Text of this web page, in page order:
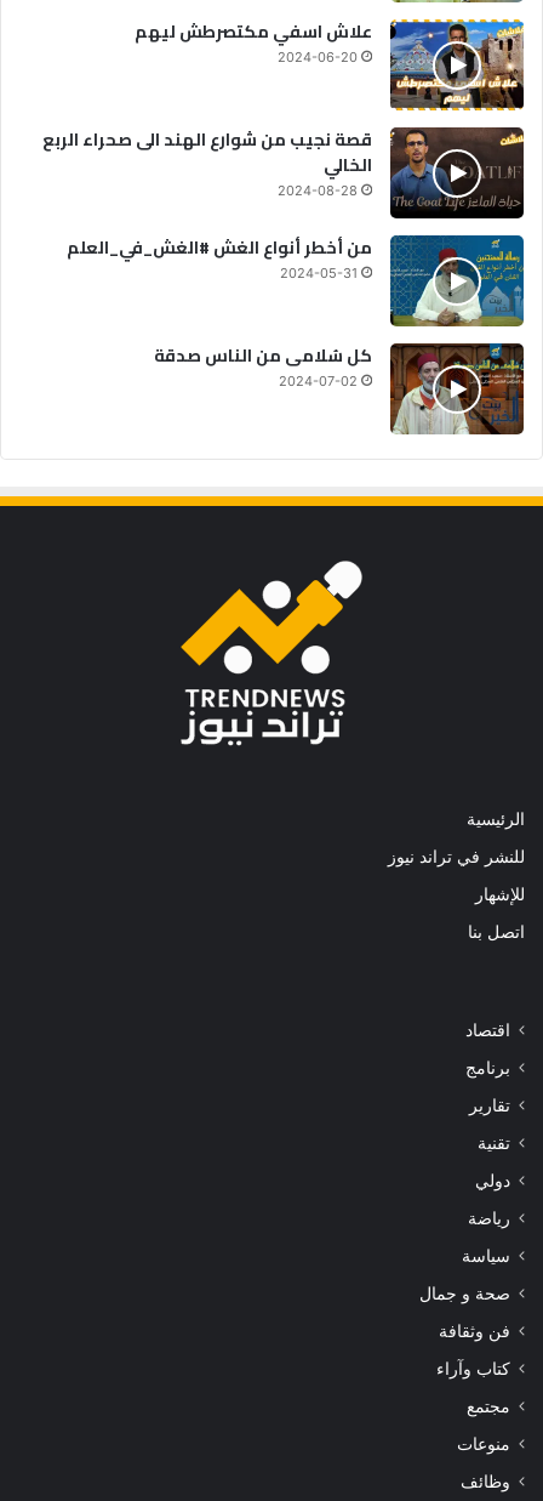
علاش اسفي مكتصرطش ليهم
2024-06-20
قصة نجيب من شوارع الهند الى صحراء الربع
الخالي
2024-08-28
من أخطر أنواع الغش #الغش_في_العلم
2024-05-31
كل سُلامى من الناس صدقة
2024-07-02
الرئيسية
للنشر في تراند نيوز
للإشهار
اتصل بنا
اقتصاد
برنامج
تقارير
تقنية
دولي
رياضة
سياسة
صحة و جمال
فن وثقافة
كتاب وآراء
مجتمع
منوعات
وظائف